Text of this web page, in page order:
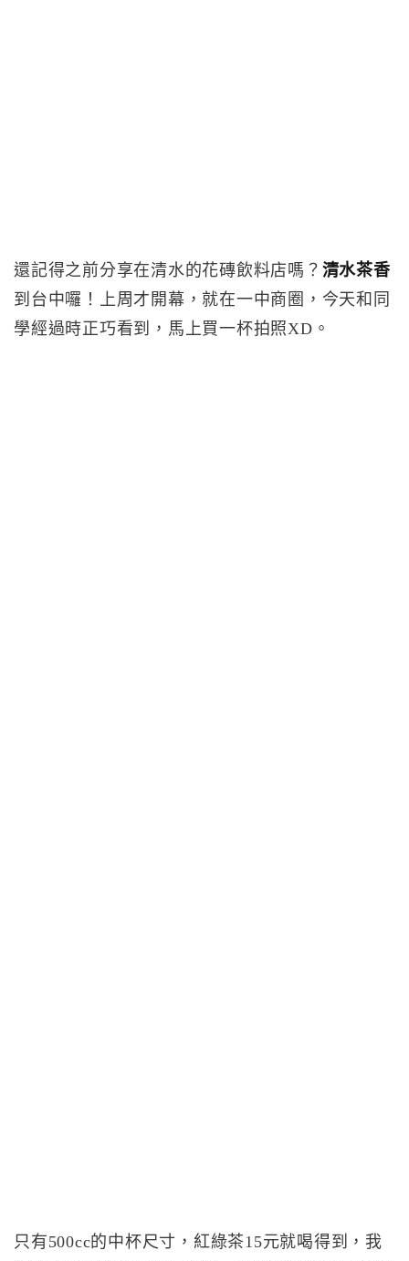
還記得之前分享在清水的花磚飲料店嗎？ 清水茶香
到台中囉！上周才開幕，就在一中商圈，今天和同
學經過時正巧看到，馬上買一杯拍照XD。
只有500cc的中杯尺寸，紅綠茶15元就喝得到，我